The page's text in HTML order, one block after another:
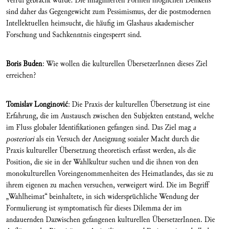
sind daher das Gegengewicht zum Pessimismus, der die postmodernen
Intellektuellen heimsucht, die häufig im Glashaus akademischer
Forschung und Sachkenntnis eingesperrt sind.
Boris Buden: Wie wollen die kulturellen ÜbersetzerInnen dieses Ziel
erreichen?
Tomislav Longinović: Die Praxis der kulturellen Übersetzung ist eine
Erfahrung, die im Austausch zwischen den Subjekten entstand, welche
im Fluss globaler Identifikationen gefangen sind. Das Ziel mag a
posteriorials ein Versuch der Aneignung sozialer Macht durch die
Praxis kultureller Übersetzung theoretisch erfasst werden, als die
Position, die sie in der Wahlkultur suchen und die ihnen von den
monokulturellen Voreingenommenheiten des Heimatlandes, das sie zu
ihrem eigenen zu machen versuchen, verweigert wird. Die im Begriff
„Wahlheimat“ beinhaltete, in sich widersprüchliche Wendung der
Formulierung ist symptomatisch für dieses Dilemma der im
andauernden Dazwischen gefangenen kulturellen ÜbersetzerInnen. Die